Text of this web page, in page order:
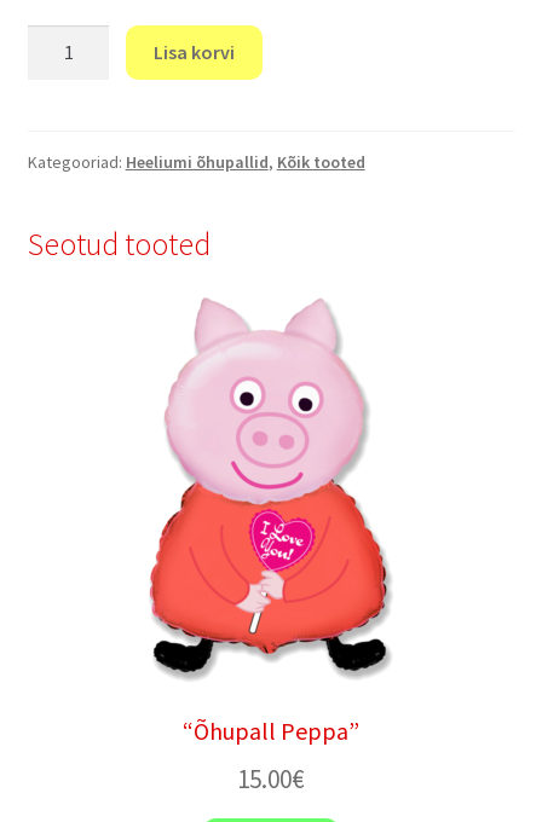
Lisa korvi
Kategooriad: Heeliumi õhupallid, Kõik tooted
Seotud tooted
“Õhupall Peppa”
15.00€